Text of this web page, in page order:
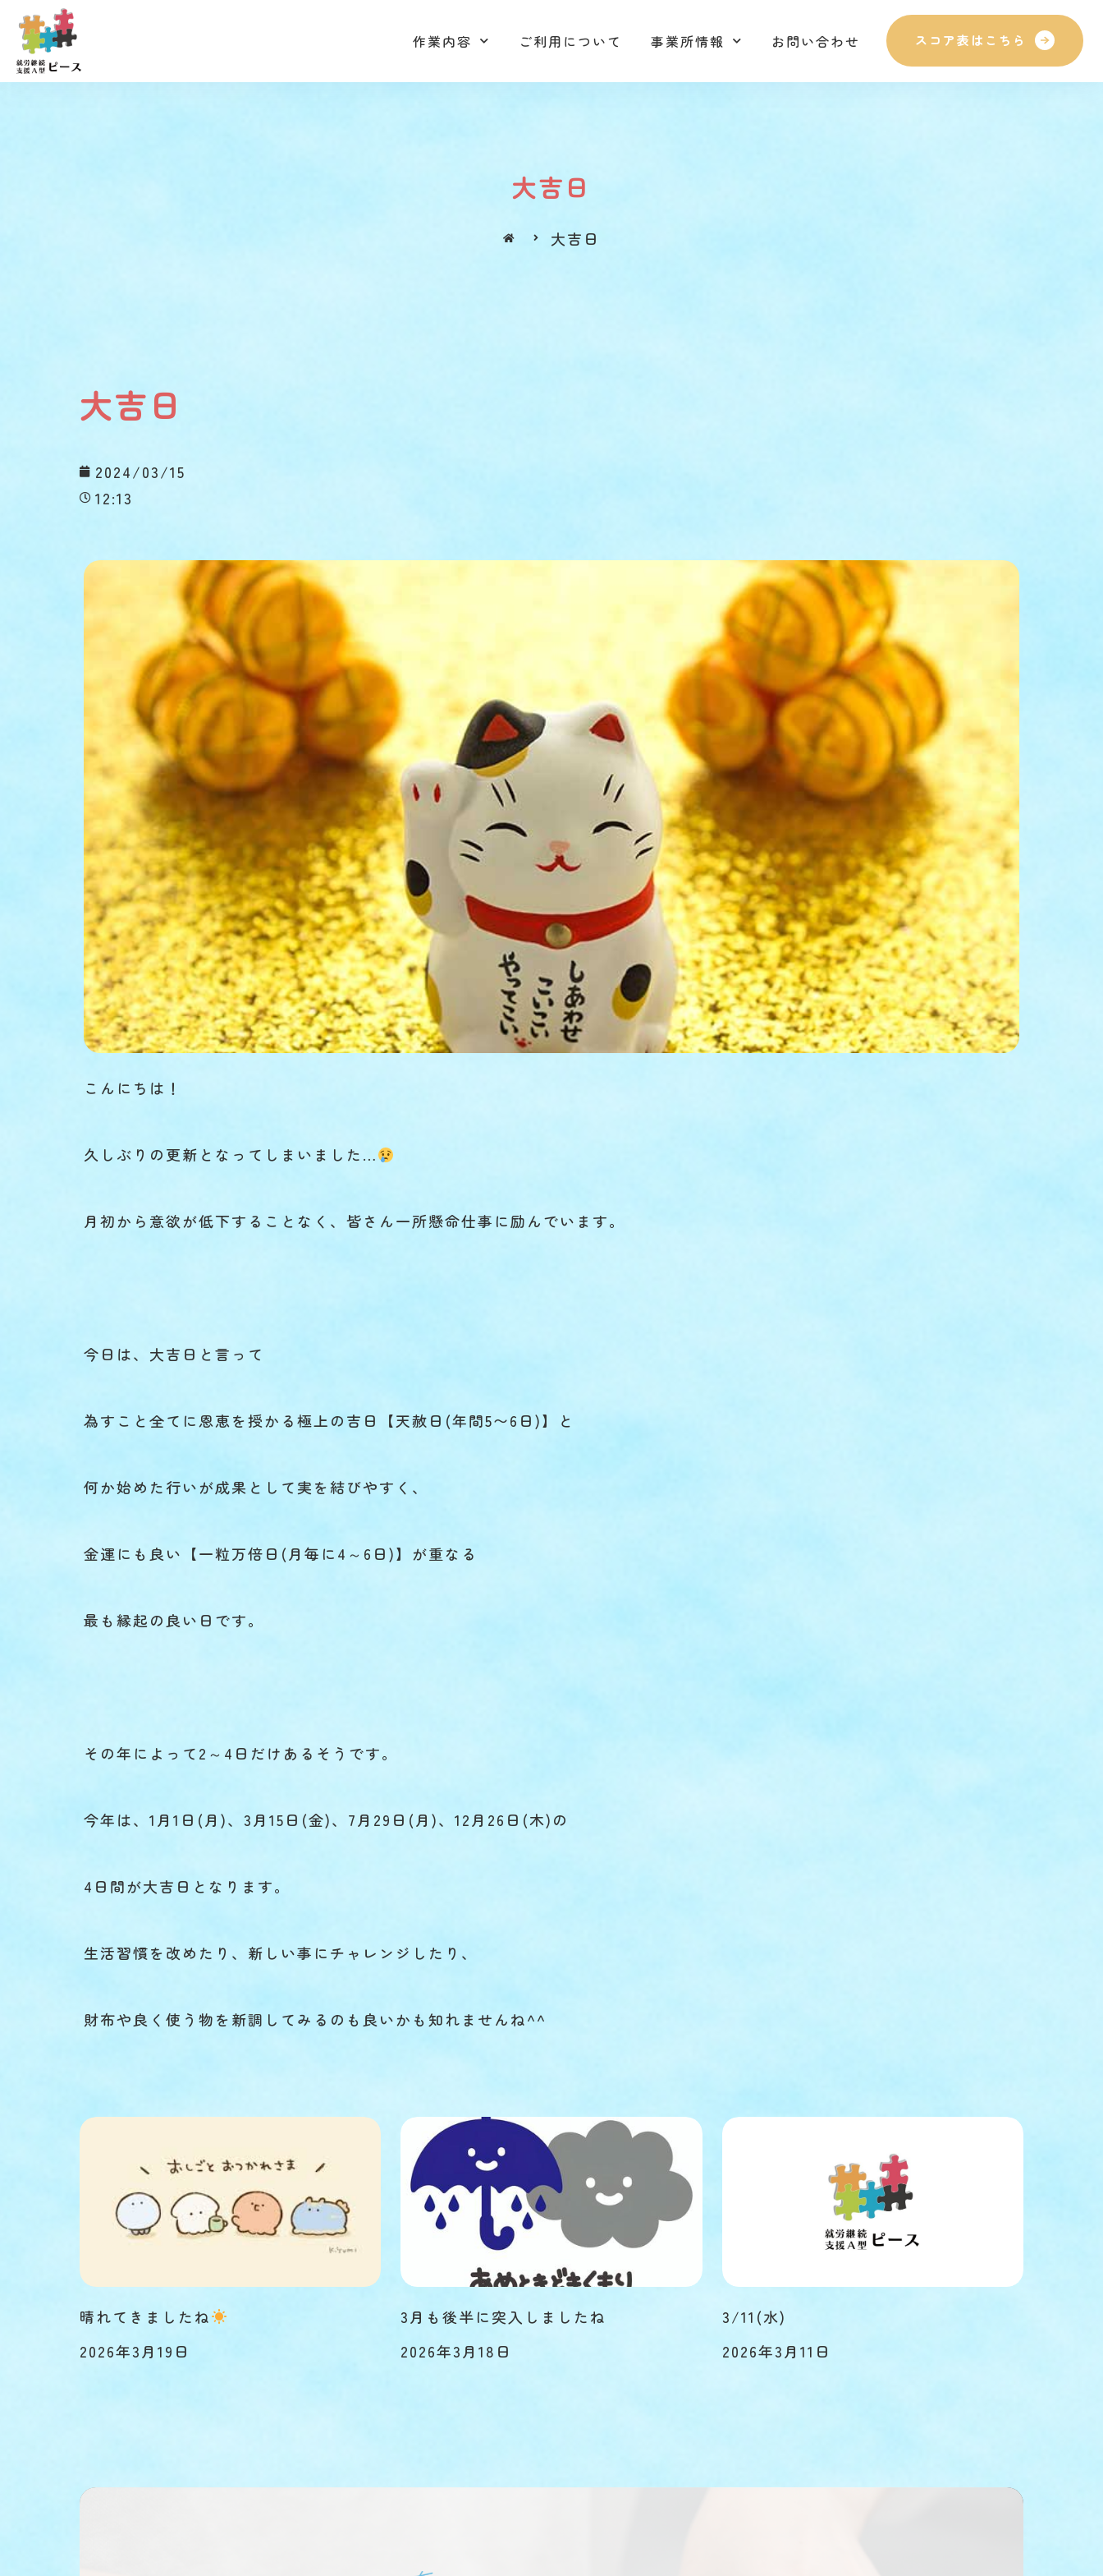
作業内容 ご利用について 事業所情報 お問い合わせ スコア表はこちら
作業内容 ご利用について 事業所情報 お問い合わせ スコア表はこちら
大吉日
大吉日
大吉日
2024/03/15
12:13
こんにちは！
久しぶりの更新となってしまいました…
月初から意欲が低下することなく、皆さん一所懸命仕事に励んでいます。
今日は、大吉日と言って
為すこと全てに恩恵を授かる極上の吉日【天赦日(年間5〜6日)】と
何か始めた行いが成果として実を結びやすく、
金運にも良い【一粒万倍日(月毎に4～6日)】が重なる
最も縁起の良い日です。
その年によって2～4日だけあるそうです。
今年は、1月1日(月)、3月15日(金)、7月29日(月)、12月26日(木)の
4日間が大吉日となります。
生活習慣を改めたり、新しい事にチャレンジしたり、
財布や良く使う物を新調してみるのも良いかも知れませんね^^
晴れてきましたね
2026年3月19日
3月も後半に突入しましたね
2026年3月18日
3/11(水)
2026年3月11日